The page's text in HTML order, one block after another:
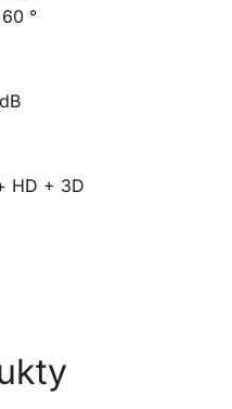
°
HD + 3D